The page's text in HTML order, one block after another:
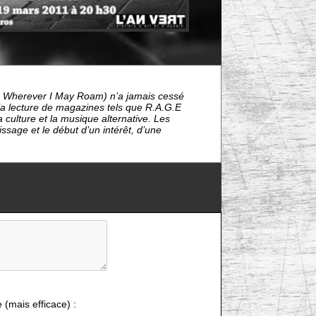
I May Roam) n’a jamais cessé
lecture de magazines tels que R.A.G.E
et la musique alternative. Les
et le début d’un intérêt, d’une
(mais efficace) :